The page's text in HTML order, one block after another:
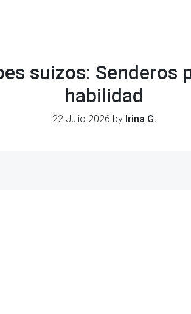
suizos: Senderos
habilidad
22 Julio 2026 by Irina G.